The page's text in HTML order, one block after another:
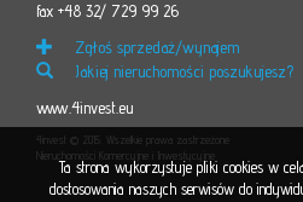
fax +48 32/ 729 99 26
Zgłoś sprzedaż/wynajem
Jakiej nieruchomości poszukujesz?
www.4invest.eu
4invest © 2015. Wszelkie prawa zastrzeżone
Nieruchomości Komercyjne i Inwestycyjne
Ta strona wykorzystuje pliki cookies w
dostosowania naszych serwisów do